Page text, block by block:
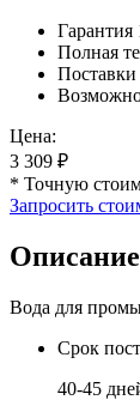
Полная
Цена:
3 309 ₽
* Точную
Запросить
Описание
Вода для
Срок
40-45